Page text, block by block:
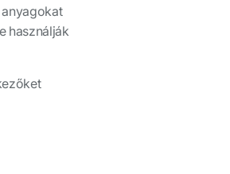
használják